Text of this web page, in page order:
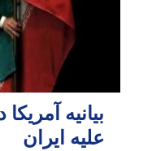
بیانیه
علیه ایران